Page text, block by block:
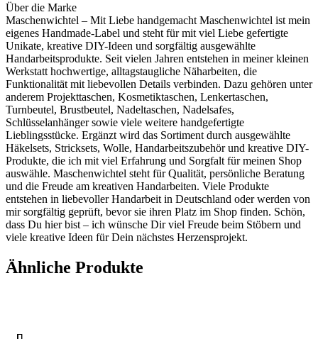
Über die Marke
Maschenwichtel – Mit Liebe handgemacht Maschenwichtel ist mein
eigenes Handmade-Label und steht für mit viel Liebe gefertigte
Unikate, kreative DIY-Ideen und sorgfältig ausgewählte
Handarbeitsprodukte. Seit vielen Jahren entstehen in meiner kleinen
Werkstatt hochwertige, alltagstaugliche Näharbeiten, die
Funktionalität mit liebevollen Details verbinden. Dazu gehören unter
anderem Projekttaschen, Kosmetiktaschen, Lenkertaschen,
Turnbeutel, Brustbeutel, Nadeltaschen, Nadelsafes,
Schlüsselanhänger sowie viele weitere handgefertigte
Lieblingsstücke. Ergänzt wird das Sortiment durch ausgewählte
Häkelsets, Stricksets, Wolle, Handarbeitszubehör und kreative DIY-
Produkte, die ich mit viel Erfahrung und Sorgfalt für meinen Shop
auswähle. Maschenwichtel steht für Qualität, persönliche Beratung
und die Freude am kreativen Handarbeiten. Viele Produkte
entstehen in liebevoller Handarbeit in Deutschland oder werden von
mir sorgfältig geprüft, bevor sie ihren Platz im Shop finden. Schön,
dass Du hier bist – ich wünsche Dir viel Freude beim Stöbern und
viele kreative Ideen für Dein nächstes Herzensprojekt.
Ähnliche Produkte